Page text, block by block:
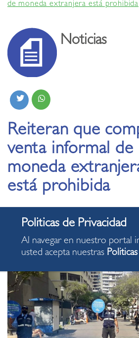
de moneda extranjera está prohibida
Noticias
Reiteran que
venta informal de
moneda
está prohibida
06.04.2021
Al navegar en nuestro portal
usted acepta nuestras